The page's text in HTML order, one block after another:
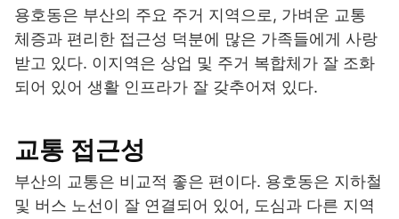
용호동은 부산의 주요 주거 지역으로, 가벼운 교통
체증과 편리한 접근성 덕분에 많은 가족들에게 사랑
받고 있다. 이지역은 상업 및 주거 복합체가 잘 조화
되어 있어 생활 인프라가 잘 갖추어져 있다.
교통 접근성
부산의 교통은 비교적 좋은 편이다. 용호동은 지하철
및 버스 노선이 잘 연결되어 있어, 도심과 다른 지역